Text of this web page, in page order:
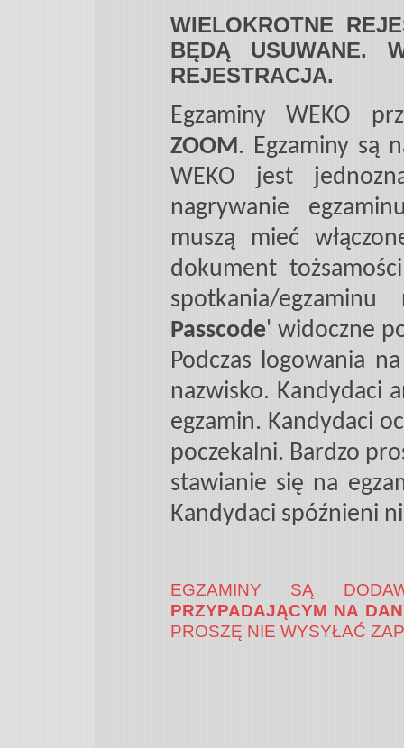
WIELOKROTNE
BĘDĄ USUWANE.
REJESTRACJA.
Egzaminy WEKO
ZOOM. Egzaminy są
WEKO jest
nagrywanie
muszą mieć
dokument
spotkania/egzaminu
Passcode' widoczne
Podczas logowania
nazwisko. Kandydaci
egzamin. Kandydaci
poczekalni. Bardzo
stawianie się na
Kandydaci spóźnieni
EGZAMINY SĄ
PRZYPADAJĄCYM NA
PROSZĘ NIE WYSYŁAĆ